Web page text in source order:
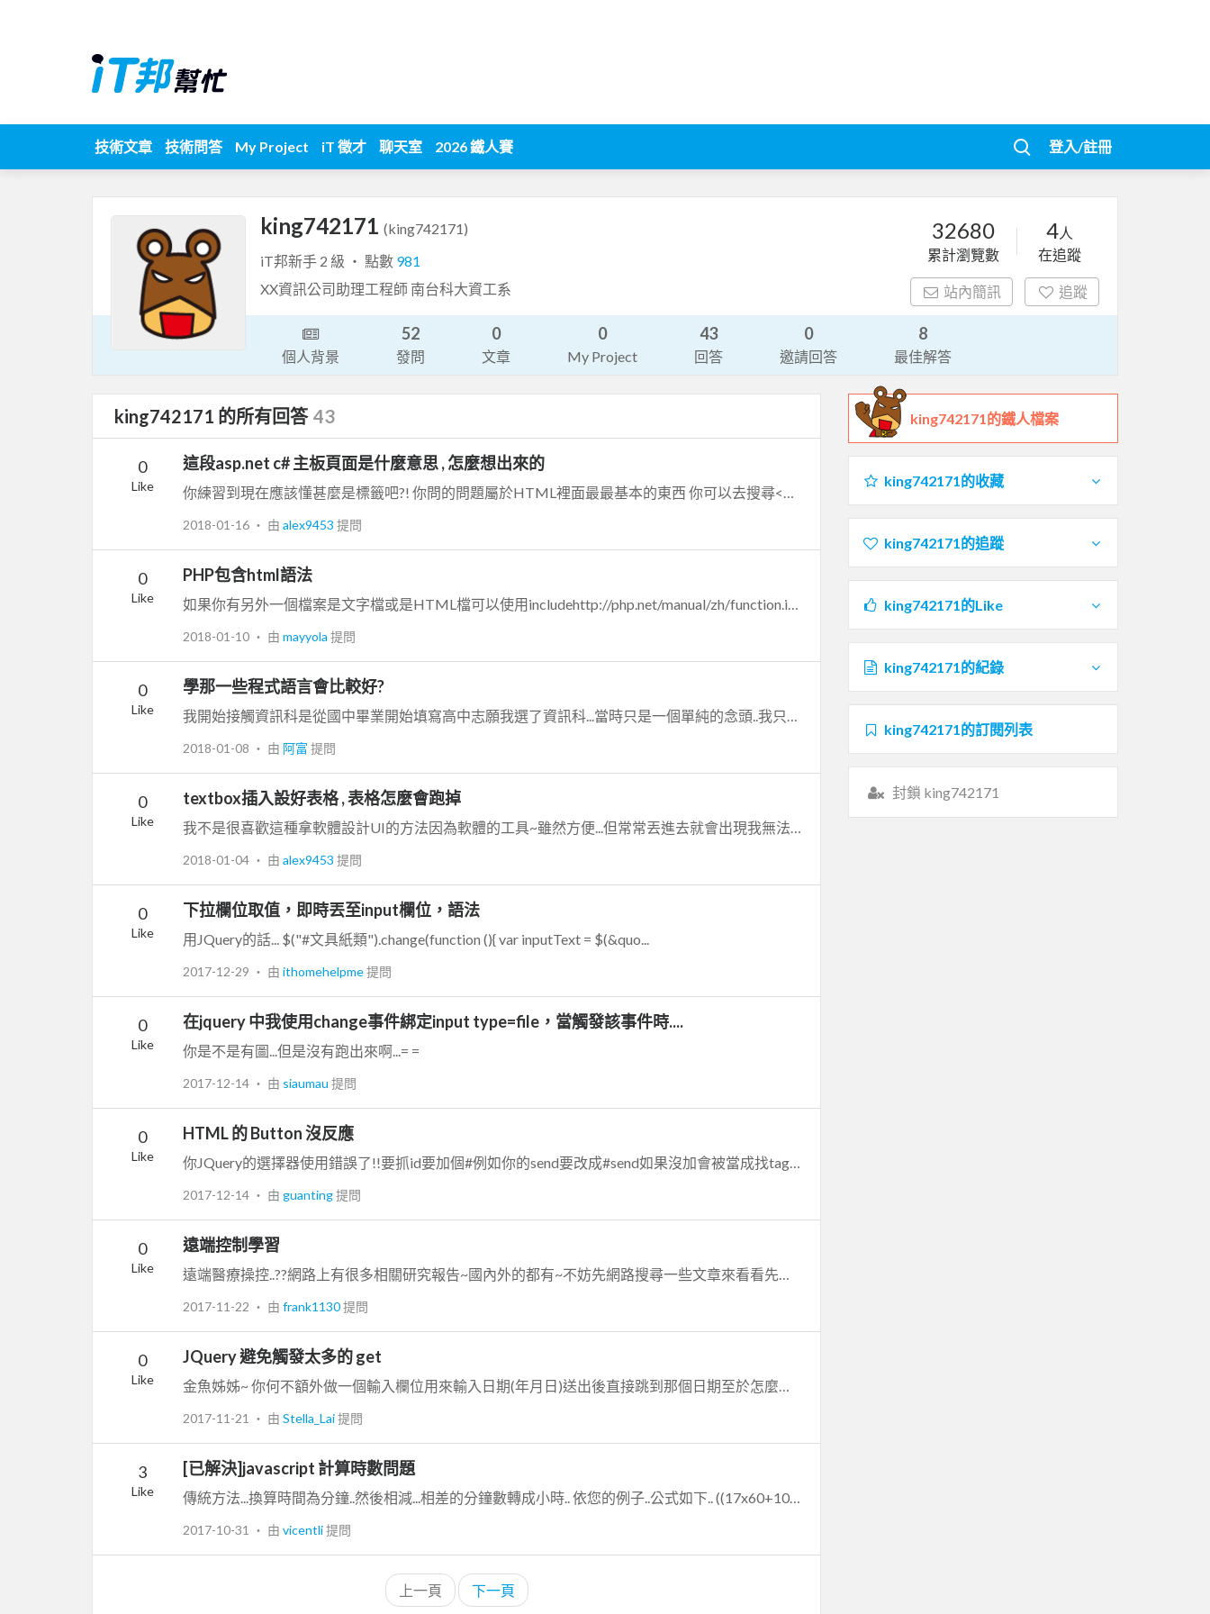
技術文章 技術問答 My Project iT 徵才 聊天室 2026 鐵人賽 登入/註冊
king742171 (king742171)
iT邦新手 2 級 ‧ 點數 981
XX資訊公司助理工程師 南台科大資工系
32680
累計瀏覽數
4人
在追蹤
站內簡訊 追蹤
個人背景
52
發問
0
文章
0
My Project
43
回答
0
邀請回答
8
最佳解答
king742171 的所有回答 43
0
Like
這段asp.net c# 主板頁面是什麼意思 , 怎麼想出來的
2018-01-16 ‧ 由 alex9453 提問
0
Like
PHP包含html語法
2018-01-10 ‧ 由 mayyola 提問
0
Like
學那一些程式語言會比較好?
2018-01-08 ‧ 由 阿富 提問
0
Like
textbox插入設好表格 , 表格怎麼會跑掉
2018-01-04 ‧ 由 alex9453 提問
0
Like
下拉欄位取值，即時丟至input欄位，語法
用JQuery的話... $("#文具紙類").change(function (){ var inputText = $(&quo...
2017-12-29 ‧ 由 ithomehelpme提問
0
Like
在jquery 中我使用change事件綁定input type=file，當觸發該事件時....
你是不是有圖...但是沒有跑出來啊...= =
2017-12-14 ‧ 由 siaumau 提問
0
Like
HTML 的 Button 沒反應
2017-12-14 ‧ 由 guanting提問
0
Like
遠端控制學習
2017-11-22 ‧ 由 frank1130提問
0
Like
JQuery 避免觸發太多的 get
2017-11-21 ‧ 由 Stella_Lai提問
3
Like
[已解決]javascript 計算時數問題
2017-10-31 ‧ 由 vicentli提問
上一頁 下一頁
king742171的鐵人檔案
king742171的收藏
king742171的追蹤
king742171的Like
king742171的紀錄
king742171的訂閱列表
封鎖 king742171